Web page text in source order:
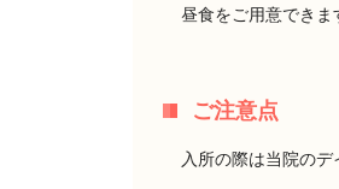
昼食をご用意できま
ご注意点
入所の際は当院の